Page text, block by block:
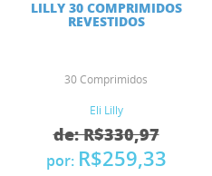
LILLY 30 COMPRIMIDOS
REVESTIDOS
30 Comprimidos
Eli Lilly
de: R$330,97
por: R$259,33